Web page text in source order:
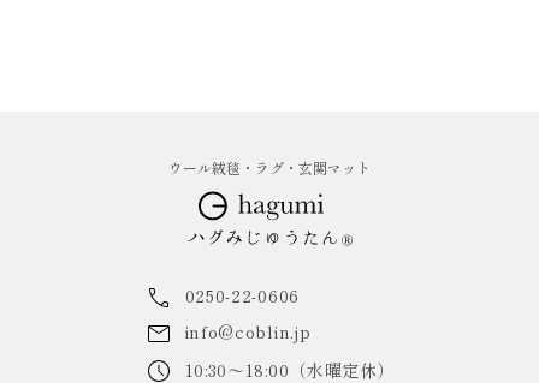
ウール絨毯・ラグ・玄関マット
0250-22-0606
info@coblin.jp
10:30～18:00（水曜定休）